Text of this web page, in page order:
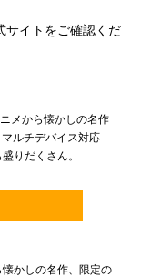
サイトをご確認くだ
メから懐かしの名作
ルチデバイス対応
りだくさん。
かしの名作、限定の